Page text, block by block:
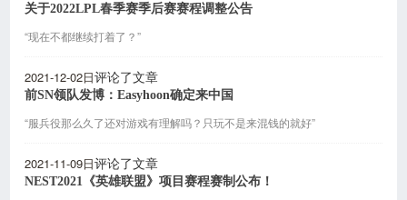
关于2022LPL春季赛季后赛赛程调整公告
“现在不都继续打着了？”
2021-12-02日评论了文章
前SN领队发博：Easyhoon确定来中国
“服兵役那么久了还对游戏有理解吗？只玩不是来混钱的就好”
2021-11-09日评论了文章
NEST2021《英雄联盟》项目赛程赛制公布！